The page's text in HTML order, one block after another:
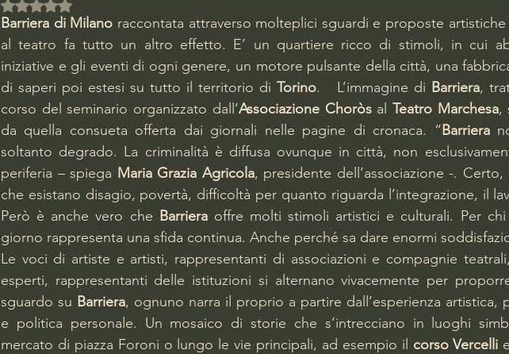
Valutazione NaN stelle su 5.
Barriera di Milano raccontata attraverso molteplici sguardi e proposte artistiche
al teatro fa tutto un altro effetto. E’ un quartiere ricco di stimoli, in cui
iniziative e gli eventi di ogni genere, un motore pulsante della città, una
di saperi poi estesi su tutto il territorio di Torino.   L’immagine di Barriera,
corso del seminario organizzato dall’Associazione Choròs al Teatro Marchesa,
da quella consueta offerta dai giornali nelle pagine di cronaca. “Barriera
soltanto degrado. La criminalità è diffusa ovunque in città, non
periferia – spiega Maria Grazia Agricola, presidente dell’associazione -.
che esistano disagio, povertà, difficoltà per quanto riguarda l’integrazione, il
Però è anche vero che Barriera offre molti stimoli artistici e culturali. Per
giorno rappresenta una sfida continua. Anche perché sa dare enormi
Le voci di artiste e artisti, rappresentanti di associazioni e compagnie
esperti, rappresentanti delle istituzioni si alternano vivacemente per
sguardo su Barriera, ognuno narra il proprio a partire dall’esperienza artistica,
e politica personale. Un mosaico di storie che s’intrecciano in luoghi
mercato di piazza Foroni o lungo le vie principali, ad esempio il corso Vercelli